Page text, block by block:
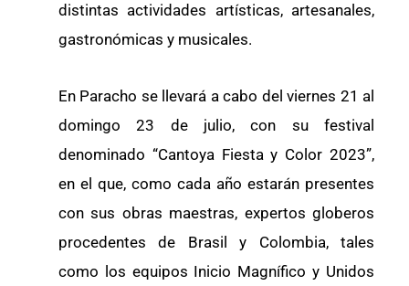
distintas actividades artísticas, artesanales,
gastronómicas y musicales.
En Paracho se llevará a cabo del viernes 21 al
domingo 23 de julio, con su festival
denominado “Cantoya Fiesta y Color 2023”,
en el que, como cada año estarán presentes
con sus obras maestras, expertos globeros
procedentes de Brasil y Colombia, tales
como los equipos Inicio Magnífico y Unidos